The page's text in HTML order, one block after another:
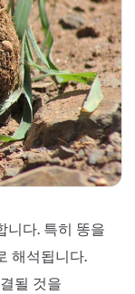
니다. 특히 똥을
해석됩니다.
될 것을